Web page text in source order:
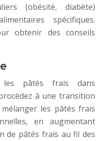
(obésité, diabète)
spécifiques.
obtenir des conseils
les pâtés frais dans
à une transition
les pâtés frais
en augmentant
de pâtés frais au fil des